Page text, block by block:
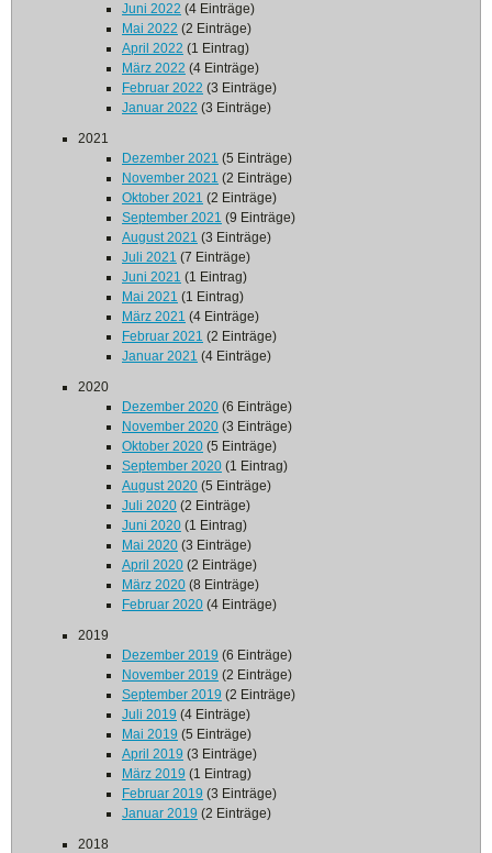
Juni 2022 (4 Einträge)
Mai 2022 (2 Einträge)
April 2022 (1 Eintrag)
März 2022 (4 Einträge)
Februar 2022 (3 Einträge)
Januar 2022 (3 Einträge)
2021
Dezember 2021 (5 Einträge)
November 2021 (2 Einträge)
Oktober 2021 (2 Einträge)
September 2021 (9 Einträge)
August 2021 (3 Einträge)
Juli 2021 (7 Einträge)
Juni 2021 (1 Eintrag)
Mai 2021 (1 Eintrag)
März 2021 (4 Einträge)
Februar 2021 (2 Einträge)
Januar 2021 (4 Einträge)
2020
Dezember 2020 (6 Einträge)
November 2020 (3 Einträge)
Oktober 2020 (5 Einträge)
September 2020 (1 Eintrag)
August 2020 (5 Einträge)
Juli 2020 (2 Einträge)
Juni 2020 (1 Eintrag)
Mai 2020 (3 Einträge)
April 2020 (2 Einträge)
März 2020 (8 Einträge)
Februar 2020 (4 Einträge)
2019
Dezember 2019 (6 Einträge)
November 2019 (2 Einträge)
September 2019 (2 Einträge)
Juli 2019 (4 Einträge)
Mai 2019 (5 Einträge)
April 2019 (3 Einträge)
März 2019 (1 Eintrag)
Februar 2019 (3 Einträge)
Januar 2019 (2 Einträge)
2018